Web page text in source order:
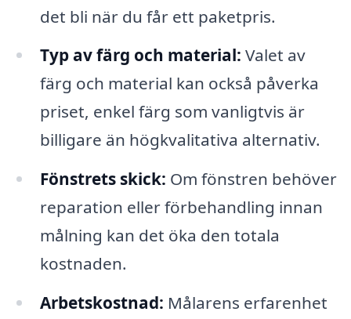
det bli när du får ett paketpris.
Typ av färg och material: Valet av
färg och material kan också påverka
priset, enkel färg som vanligtvis är
billigare än högkvalitativa alternativ.
Fönstrets skick: Om fönstren behöver
reparation eller förbehandling innan
målning kan det öka den totala
kostnaden.
Arbetskostnad: Målarens erfarenhet